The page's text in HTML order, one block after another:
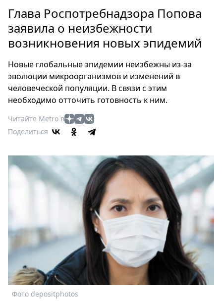
Россия
Мир
Здоровье
Туризм
Мода
Театр
Кино
Афиша
Книги
Выставки
Пресс-
релизы
О
Спецпроекты
Звезды
Выборы
2026
Скачай
Metro
Глава Роспотребнадзора Попова
заявила о неизбежности
возникновения новых эпидемий
Новые глобальные эпидемии неизбежны из-за
эволюции микроорганизмов и изменений в
человеческой популяции. В связи с этим
необходимо отточить готовность к ним.
Читайте Metro в
Поделиться
Фото depositphotos